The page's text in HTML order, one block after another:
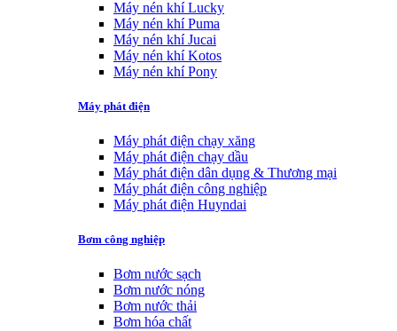
Máy nén khí Lucky
Máy nén khí Puma
Máy nén khí Jucai
Máy nén khí Kotos
Máy nén khí Pony
Máy phát điện
Máy phát điện chạy xăng
Máy phát điện chạy dầu
Máy phát điện dân dụng & Thương mại
Máy phát điện công nghiệp
Máy phát điện Huyndai
Bơm công nghiệp
Bơm nước sạch
Bơm nước nóng
Bơm nước thải
Bơm hóa chất